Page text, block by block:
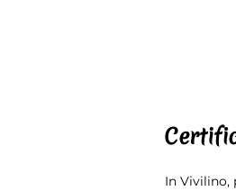
In Vivilino,